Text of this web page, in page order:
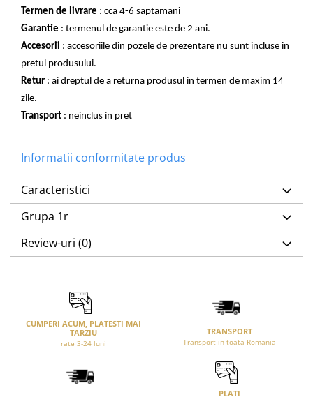
Termen de livrare : cca 4-6 saptamani
Garantie : termenul de garantie este de 2 ani.
Accesorii : accesoriile din pozele de prezentare nu sunt incluse in
pretul produsului.
Retur : ai dreptul de a returna produsul in termen de maxim 14
zile.
Transport : neinclus in pret
Informatii conformitate produs
Caracteristici
Grupa 1r
Review-uri (0)
CUMPERI ACUM, PLATESTI MAI
TARZIU
rate 3-24 luni
TRANSPORT
Transport in toata Romania
PLATI